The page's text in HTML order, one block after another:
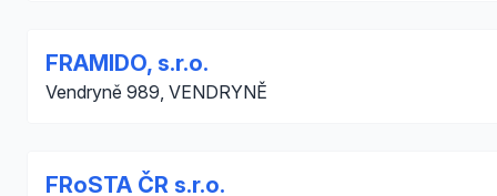
FRAMIDO, s.r.o.
Vendryně 989, VENDRYNĚ
FRoSTA ČR s.r.o.